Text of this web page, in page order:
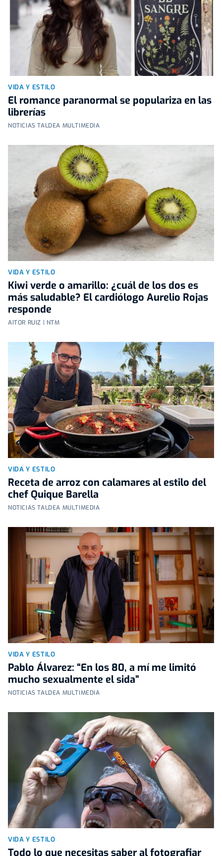
VIDA Y ESTILO
El romance paranormal se populariza en las
librerías
NOTICIAS TALDEA MULTIMEDIA
VIDA Y ESTILO
Kiwi verde o amarillo: ¿cuál de los dos es
más saludable? El cardiólogo Aurelio Rojas
responde
AITOR RUIZ | NTM
VIDA Y ESTILO
Receta de arroz con calamares al estilo del
chef Quique Barella
NOTICIAS TALDEA MULTIMEDIA
VIDA Y ESTILO
Pablo Álvarez: “En los 80, a mí me limitó
mucho sexualmente el sida”
NOTICIAS TALDEA MULTIMEDIA
VIDA Y ESTILO
Todo lo que necesitas saber al fotografiar